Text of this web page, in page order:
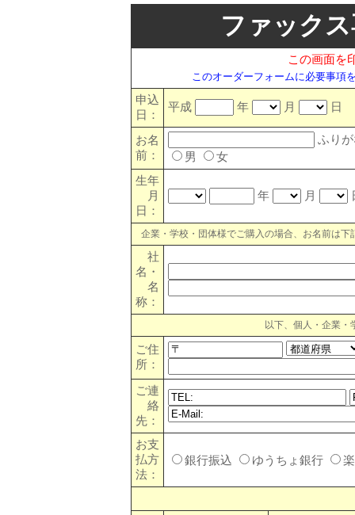
ファック
この画面を
このオーダーフォームに必要事項
申込
日：
平成 年 月 日
お名
前：
ふり
男
女
生年
月
日：
年 月
企業・学校・団体様でご購入の場合、お名前は
社
名・
名
称：
以下、個人・企業・
ご住
所：
ご連
絡
先：
お支
払方
法：
銀行振込 ゆうちょ銀行